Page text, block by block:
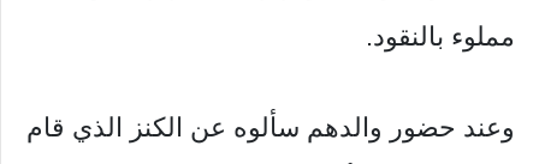
مملوء بالنقود.
وعند حضور والدهم سألوه عن الكنز الذي قام